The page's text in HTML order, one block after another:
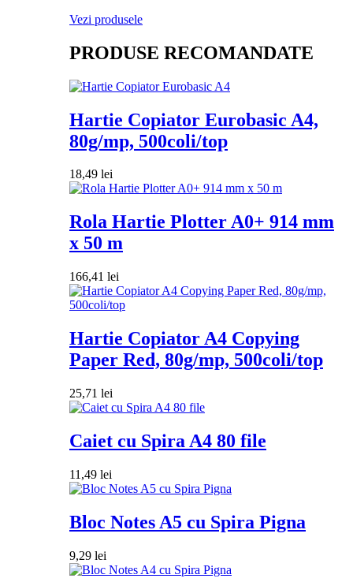
Vezi produsele
PRODUSE RECOMANDATE
Hartie Copiator Eurobasic A4,
80g/mp, 500coli/top
18,49 lei
Rola Hartie Plotter A0+ 914 mm
x 50 m
166,41 lei
Hartie Copiator A4 Copying
Paper Red, 80g/mp, 500coli/top
25,71 lei
Caiet cu Spira A4 80 file
11,49 lei
Bloc Notes A5 cu Spira Pigna
9,29 lei